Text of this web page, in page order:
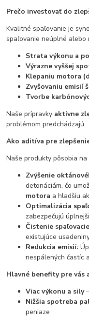
Prečo investovať do
Kvalitné spaľovanie je
spaľovanie neúplné alebo
Strata výkonu a
Výrazne vyššej
Klepaniu motora
Zvyšovaniu emisií
Tvorbe
Naše prípravky aktivne
problémom predchádzajú.
Ako aditíva pre
Naše produkty pôsobia
Zvýšenie
detonáciám, čo
motora a hladšiu
Optimalizácia
zabezpečujú
Čistenie
existujúce
Redukcia emisií:
nespálených častíc
Hlavné benefity pre vás
Viac výkonu a sily
Nižšia spotreba
peniaze